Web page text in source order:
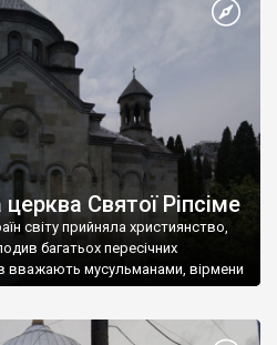
На честь Херсонесу Таврійського
Святої Ріпсіме
світу прийняла християнство,
багатьох пересічних
вважають мусульманами, вірмени